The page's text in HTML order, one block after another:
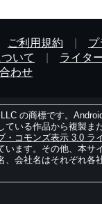
ご利用規約
プ
いて ライタ
わせ
の商標です。
ている作品から複製ま
・コモンズ表示 3.0 ラ
います。その他、本サ
、会社名はそれぞれ各